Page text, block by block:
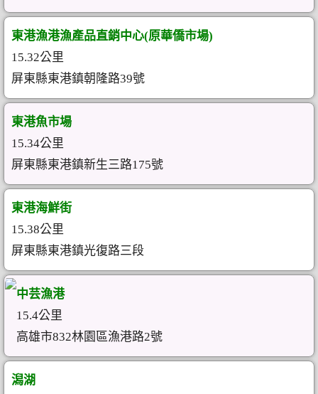
東港漁港漁產品直銷中心(原華僑市場)
15.32公里
屏東縣東港鎮朝隆路39號
東港魚市場
15.34公里
屏東縣東港鎮新生三路175號
東港海鮮街
15.38公里
屏東縣東港鎮光復路三段
中芸漁港
15.4公里
高雄市832林園區漁港路2號
潟湖